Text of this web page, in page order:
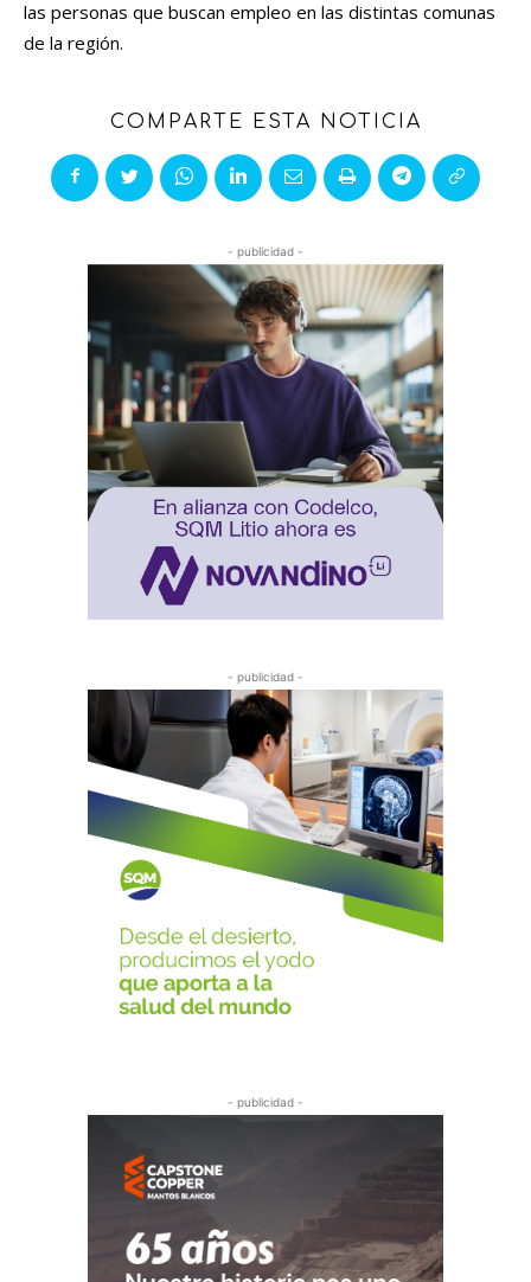
las personas que buscan empleo en las distintas comunas
de la región.
COMPARTE ESTA NOTICIA
- publicidad -
- publicidad -
- publicidad -